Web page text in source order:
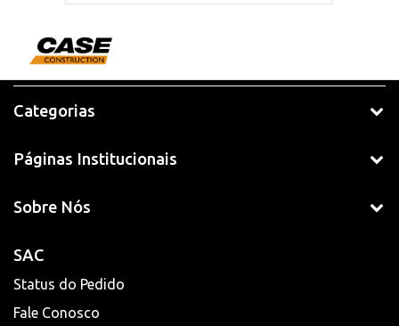
Categorias
Páginas Institucionais
Sobre Nós
SAC
Status do Pedido
Fale Conosco